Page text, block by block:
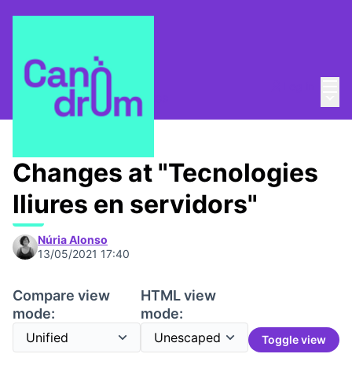
Pla Estratègic Propostes
Changes at "Tecnologies
lliures en servidors"
Núria Alonso
13/05/2021 17:40
Compare view
mode:
HTML view
mode:
Toggle view